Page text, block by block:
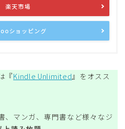
楽天市場
ショッピング
『Kindle Unlimited』をオスス
、マンガ、専門書など様々なジ